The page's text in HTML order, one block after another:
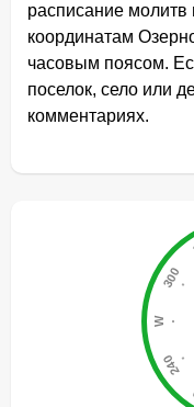
расписание молитв
координатам
часовым поясом.
поселок, село или
комментариях.